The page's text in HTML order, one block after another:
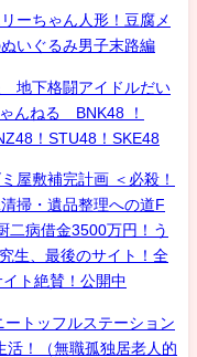
ーちゃん人形！豆腐メ
いぐるみ男子末路編
地下格闘アイドルだい
んねる BNK48 ！
！STU48！SKE48
屋敷補完計画 ＜必殺！
掃・遺品整理への道F
二病借金3500万円！う
生、最後のサイト！全
ト絶賛！公開中
トッフルステーション
活！（無職孤独居老人的